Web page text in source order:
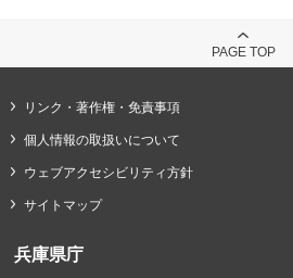
PAGE TOP
リンク・著作権・免責事項
個人情報の取扱いについて
ウェブアクセシビリティ方針
サイトマップ
兵庫県庁